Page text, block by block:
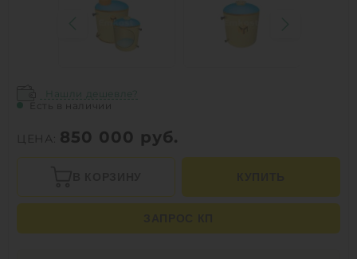
Нашли дешевле?
Есть в наличии
ЦЕНА: 850 000 руб.